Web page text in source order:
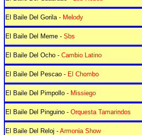
El Baile Del Gorila - Melody
El Baile Del Meme - Sbs
El Baile Del Ocho - Cambio Latino
El Baile Del Pescao - El Chombo
El Baile Del Pimpollo - Missiego
El Baile Del Pinguino - Orquesta Tamarindos
El Baile Del Reloj - Armonia Show